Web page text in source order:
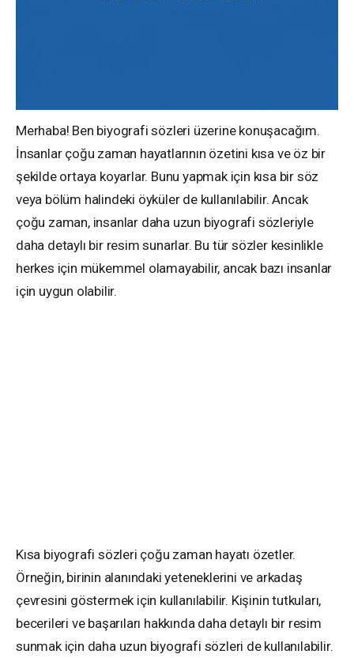
Merhaba! Ben biyografi sözleri üzerine konuşacağım.
İnsanlar çoğu zaman hayatlarının özetini kısa ve öz bir
şekilde ortaya koyarlar. Bunu yapmak için kısa bir söz
veya bölüm halindeki öyküler de kullanılabilir. Ancak
çoğu zaman, insanlar daha uzun biyografi sözleriyle
daha detaylı bir resim sunarlar. Bu tür sözler kesinlikle
herkes için mükemmel olamayabilir, ancak bazı insanlar
için uygun olabilir.
Kısa biyografi sözleri çoğu zaman hayatı özetler.
Örneğin, birinin alanındaki yeteneklerini ve arkadaş
çevresini göstermek için kullanılabilir. Kişinin tutkuları,
becerileri ve başarıları hakkında daha detaylı bir resim
sunmak için daha uzun biyografi sözleri de kullanılabilir.